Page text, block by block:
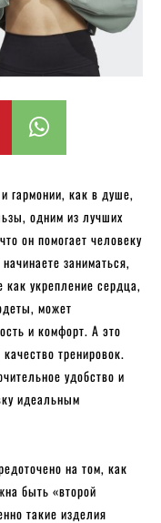
гармонии, как в душе,
одним из лучших
он помогает человеку
заниматься,
как укрепление сердца,
может
и комфорт. А это
тренировок.
удобство и
идеальным
на том, как
быть «второй
такие изделия